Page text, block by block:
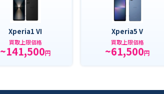
Xperia1 VI
買取上限価格
~141,500円
Xperia5 V
買取上限価格
~61,500円